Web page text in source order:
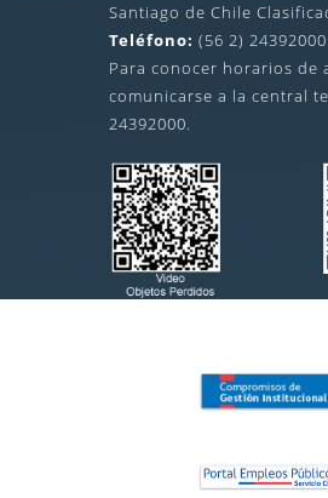
Santiago de Chile
Teléfono: (56 2) 24392000
Para conocer horarios de
comunicarse a la central
24392000.